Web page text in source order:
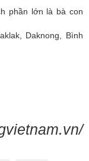
phần lớn là bà con
Daknong, Bình